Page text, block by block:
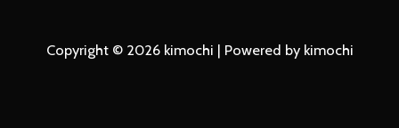
Copyright © 2026 kimochi | Powered by kimochi